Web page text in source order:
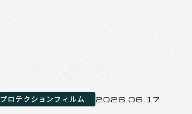
プロテクションフィルム 2026.06.17